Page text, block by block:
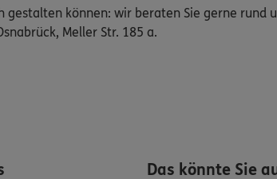
können: wir beraten Sie gerne rund
Meller Str. 185 a.
Das könnte Sie